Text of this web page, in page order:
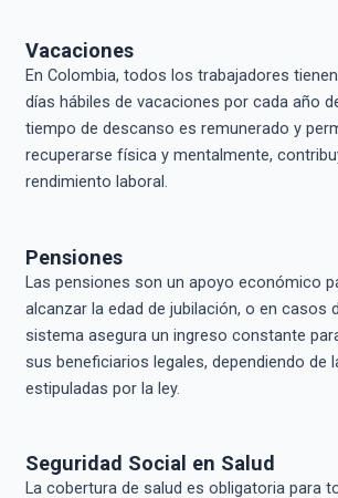
Vacaciones
En Colombia, todos los trabajadores
días hábiles de vacaciones por cada año
tiempo de descanso es remunerado y
recuperarse física y mentalmente,
rendimiento laboral.
Pensiones
Las pensiones son un apoyo económico
alcanzar la edad de jubilación, o en casos
sistema asegura un ingreso constante
sus beneficiarios legales, dependiendo de
estipuladas por la ley.
Seguridad Social en Salud
La cobertura de salud es obligatoria para